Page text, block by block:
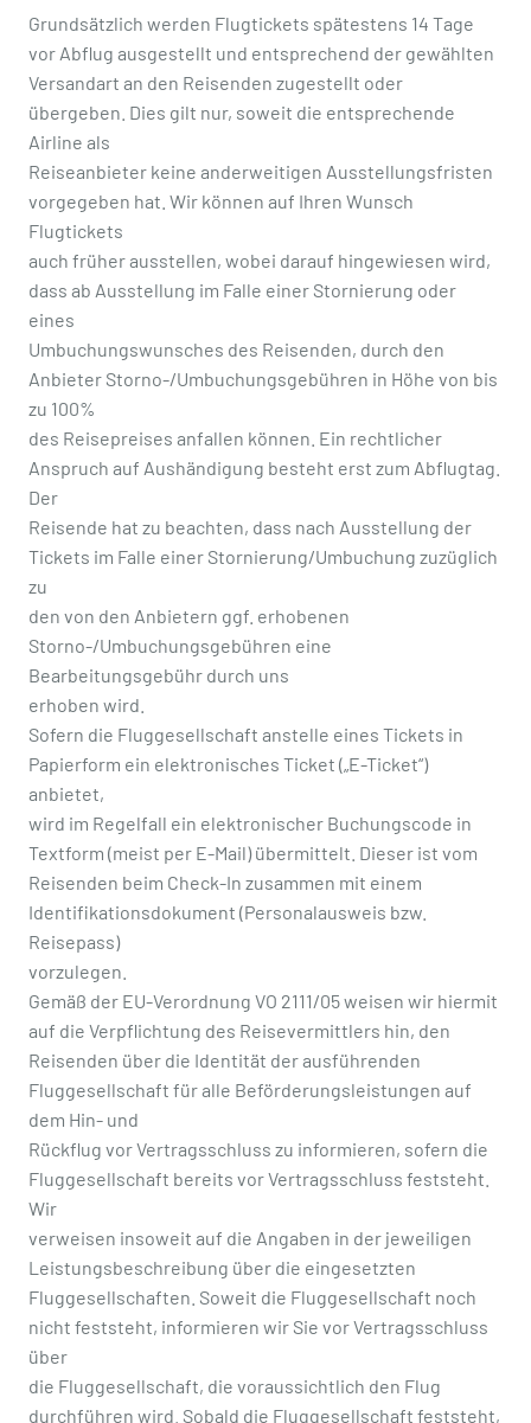
Grundsätzlich werden Flugtickets spätestens 14 Tage
vor Abflug ausgestellt und entsprechend der gewählten
Versandart an den Reisenden zugestellt oder
übergeben. Dies gilt nur, soweit die entsprechende
Airline als
Reiseanbieter keine anderweitigen Ausstellungsfristen
vorgegeben hat. Wir können auf Ihren Wunsch
Flugtickets
auch früher ausstellen, wobei darauf hingewiesen wird,
dass ab Ausstellung im Falle einer Stornierung oder
eines
Umbuchungswunsches des Reisenden, durch den
Anbieter Storno-/Umbuchungsgebühren in Höhe von bis
zu 100%
des Reisepreises anfallen können. Ein rechtlicher
Anspruch auf Aushändigung besteht erst zum Abflugtag.
Der
Reisende hat zu beachten, dass nach Ausstellung der
Tickets im Falle einer Stornierung/Umbuchung zuzüglich
zu
den von den Anbietern ggf. erhobenen
Storno-/Umbuchungsgebühren eine
Bearbeitungsgebühr durch uns
erhoben wird.
Sofern die Fluggesellschaft anstelle eines Tickets in
Papierform ein elektronisches Ticket („E-Ticket“)
anbietet,
wird im Regelfall ein elektronischer Buchungscode in
Textform (meist per E-Mail) übermittelt. Dieser ist vom
Reisenden beim Check-In zusammen mit einem
Identifikationsdokument (Personalausweis bzw.
Reisepass)
vorzulegen.
Gemäß der EU-Verordnung VO 2111/05 weisen wir hiermit
auf die Verpflichtung des Reisevermittlers hin, den
Reisenden über die Identität der ausführenden
Fluggesellschaft für alle Beförderungsleistungen auf
dem Hin- und
Rückflug vor Vertragsschluss zu informieren, sofern die
Fluggesellschaft bereits vor Vertragsschluss feststeht.
Wir
verweisen insoweit auf die Angaben in der jeweiligen
Leistungsbeschreibung über die eingesetzten
Fluggesellschaften. Soweit die Fluggesellschaft noch
nicht feststeht, informieren wir Sie vor Vertragsschluss
über
die Fluggesellschaft, die voraussichtlich den Flug
durchführen wird. Sobald die Fluggesellschaft feststeht,